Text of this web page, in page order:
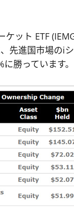
ケット ETF
進国市場のiシ
に勝っています。